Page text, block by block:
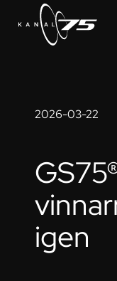
2026-03-22
igen